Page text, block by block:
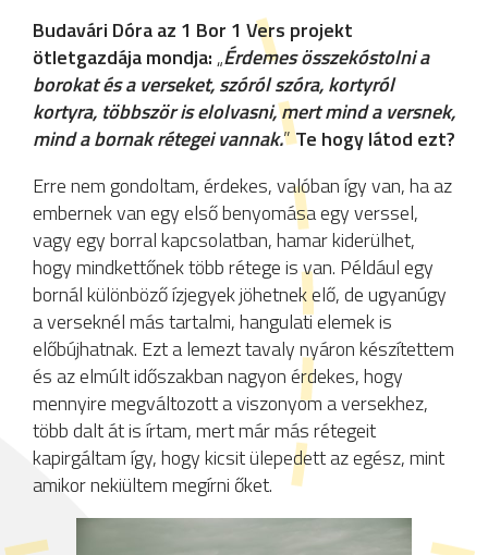
Budavári Dóra az 1 Bor 1 Vers projekt
ötletgazdája mondja: „Érdemes összekóstolni a
borokat és a verseket, szóról szóra, kortyról
kortyra, többször is elolvasni, mert mind a versnek,
mind a bornak rétegei vannak.”Te hogy látod ezt?
Erre nem gondoltam, érdekes, valóban így van, ha az
embernek van egy első benyomása egy verssel,
vagy egy borral kapcsolatban, hamar kiderülhet,
hogy mindkettőnek több rétege is van. Például egy
bornál különböző ízjegyek jöhetnek elő, de ugyanúgy
a verseknél más tartalmi, hangulati elemek is
előbújhatnak. Ezt a lemezt tavaly nyáron készítettem
és az elmúlt időszakban nagyon érdekes, hogy
mennyire megváltozott a viszonyom a versekhez,
több dalt át is írtam, mert már más rétegeit
kapirgáltam így, hogy kicsit ülepedett az egész, mint
amikor nekiültem megírni őket.